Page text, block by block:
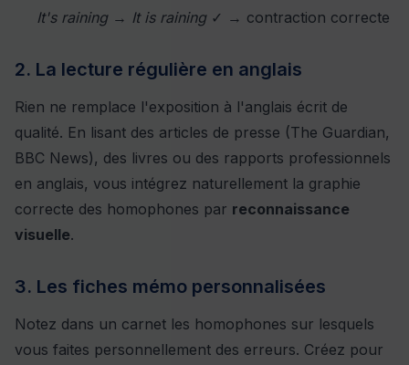
It's raining→ It is raining✓ → contraction correcte
2. La lecture régulière en anglais
Rien ne remplace l'exposition à l'anglais écrit de
qualité. En lisant des articles de presse (The Guardian,
BBC News), des livres ou des rapports professionnels
en anglais, vous intégrez naturellement la graphie
correcte des homophones par reconnaissance
visuelle.
3. Les fiches mémo personnalisées
Notez dans un carnet les homophones sur lesquels
vous faites personnellement des erreurs. Créez pour